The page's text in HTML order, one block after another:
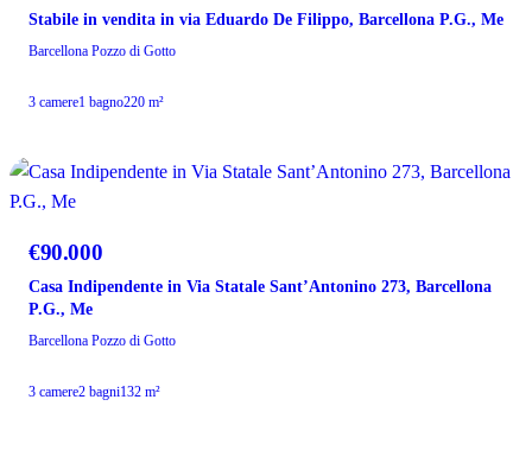
Stabile in vendita in via Eduardo De Filippo, Barcellona P.G., Me
Barcellona Pozzo di Gotto
3 camere1 bagno220 m²
€90.000
Casa Indipendente in Via Statale Sant’Antonino 273, Barcellona
P.G., Me
Barcellona Pozzo di Gotto
3 camere2 bagni132 m²